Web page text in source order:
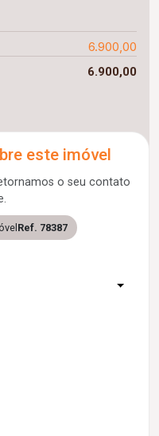
6.900,00
6.900,00
este imóvel
o seu contato
Ref. 78387